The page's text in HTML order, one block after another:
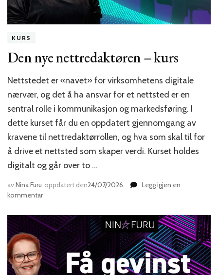
KURS
Den nye nettredaktøren – kurs
Nettstedet er «navet» for virksomhetens digitale
nærvær, og det å ha ansvar for et nettsted er en
sentral rolle i kommunikasjon og markedsføring. I
dette kurset får du en oppdatert gjennomgang av
kravene til nettredaktørrollen, og hva som skal til for
å drive et nettsted som skaper verdi. Kurset holdes
digitalt og går over to …
avNina Furu oppdatert den24/07/2026
Legg igjen en
kommentartil
nye
nettredaktøren
–
kurs